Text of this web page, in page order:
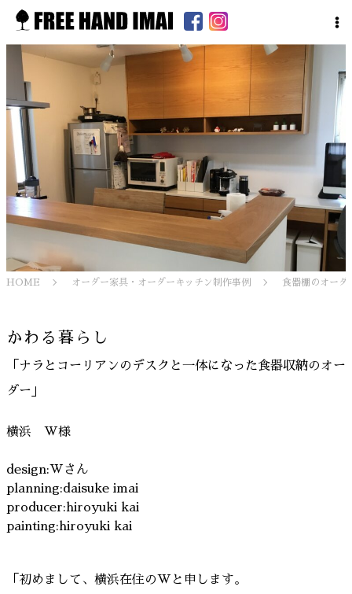
HOME オーダー家具・オーダーキッチン制作事例 食器棚のオーダ
かわる暮らし
「ナラとコーリアンのデスクと一体になった食器収納のオー
ダー」
横浜 W様
design:Wさん
planning:daisuke imai
producer:hiroyuki kai
painting:hiroyuki kai
「初めまして、横浜在住のWと申します。